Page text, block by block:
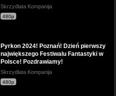
Skrzydlata Kompanija
480p
Pyrkon 2024! Poznań! Dzień pierwszy
największego Festiwalu Fantastyki w
Polsce! Pozdrawiamy!
Skrzydlata Kompanija
480p